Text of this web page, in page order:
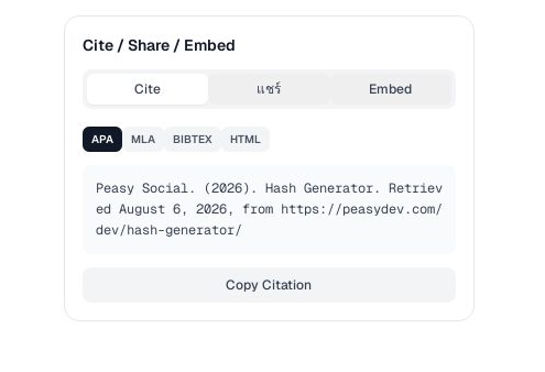
Cite / Share / Embed
Cite แชร์ Embed
APA MLA BIBTEX HTML
Peasy Social. (2026). Hash Generator. Retriev
ed August 6, 2026, from https://peasydev.com/
dev/hash-generator/
Copy Citation